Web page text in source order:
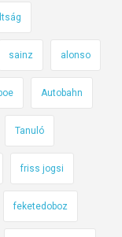
sainz alonso
Autobahn
Tanuló
friss jogsi
feketedoboz